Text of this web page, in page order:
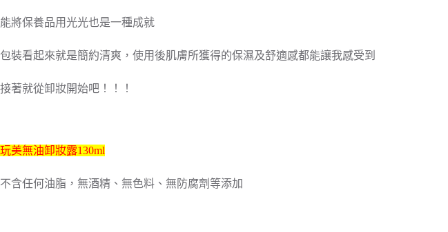
能將保養品用光光也是一種成就
包裝看起來就是簡約清爽，使用後肌膚所獲得的保濕及舒適感都能讓我感受到
接著就從卸妝開始吧！！！
玩美無油卸妝露130ml
不含任何油脂，無酒精、無色料、無防腐劑等添加